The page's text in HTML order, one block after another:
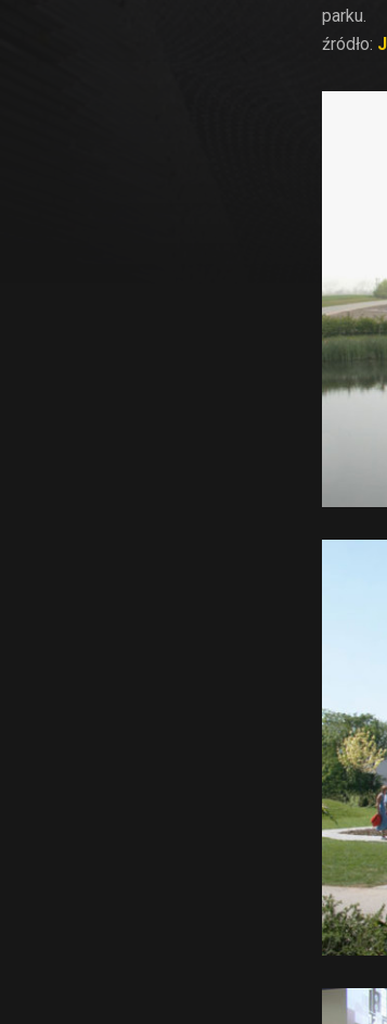
parku.
źródło: